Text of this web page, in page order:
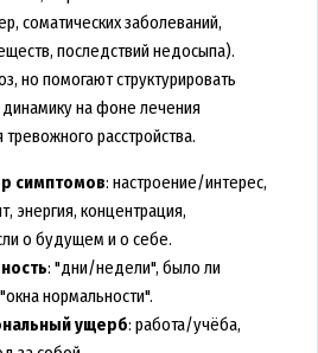
соматических заболеваний,
последствий недосыпа).
но помогают структурировать
на фоне лечения
расстройства.
симптомов: настроение/интерес,
энергия, концентрация,
о будущем и о себе.
: "дни/недели", было ли
нормальности".
ущерб: работа/учёба,